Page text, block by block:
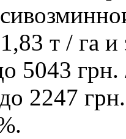
т / га
5043
2247